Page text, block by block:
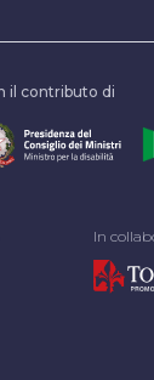
il contributo di
In